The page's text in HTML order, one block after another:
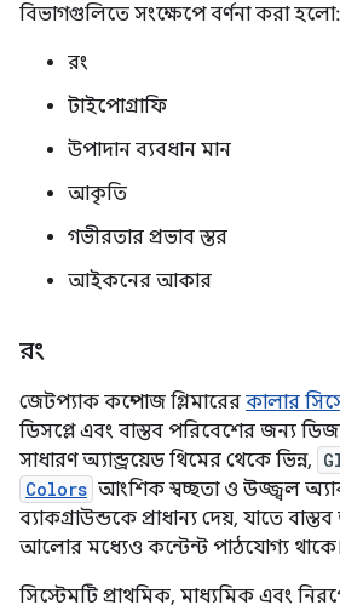
বিভাগগুলিতে সংক্ষেপে বর্ণনা করা হলো:
রং
টাইপোগ্রাফি
উপাদান ব্যবধান মান
আকৃতি
গভীরতার প্রভাব স্তর
আইকনের আকার
রং
জেটপ্যাক কম্পোজ গ্লিমারের কালার
ডিসপ্লে এবং বাস্তব পরিবেশের জন্য
সাধারণ অ্যান্ড্রয়েড থিমের থেকে ভিন্ন,
Colors আংশিক স্বচ্ছতা ও উজ্জ্বল
ব্যাকগ্রাউন্ডকে প্রাধান্য দেয়, যাতে
আলোর মধ্যেও কন্টেন্ট পাঠযোগ্য থাকে।
সিস্টেমটি প্রাথমিক, মাধ্যমিক এবং